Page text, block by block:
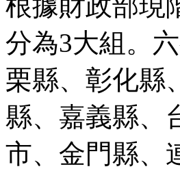
分為3大組。
栗縣、彰化縣
縣、嘉義縣、
市、金門縣、